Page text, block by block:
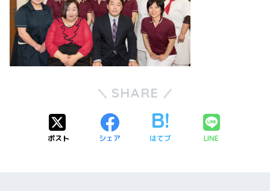
SHARE
ポスト シェア はてブ LINE